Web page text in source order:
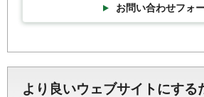
お問い合わせフォ
より良いウェブサイトにする